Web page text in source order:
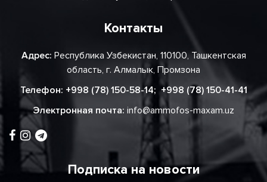
Контакты
Адрес: Республика Узбекистан, 110100, Ташкентская
область, г. Алмалык, Промзона
Телефон: +998 (78) 150-58-14; +998 (78) 150-41-41
Электронная почта: info@ammofos-maxam.uz
Подписка на новости